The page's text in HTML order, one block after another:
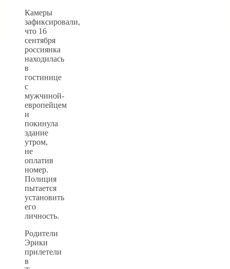
Камеры
зафиксировали,
что 16
сентября
россиянка
находилась
в
гостинице
с
мужчиной-
европейцем
и
покинула
здание
утром,
не
оплатив
номер.
Полиция
пытается
установить
его
личность.
Родители
Эрики
прилетели
в